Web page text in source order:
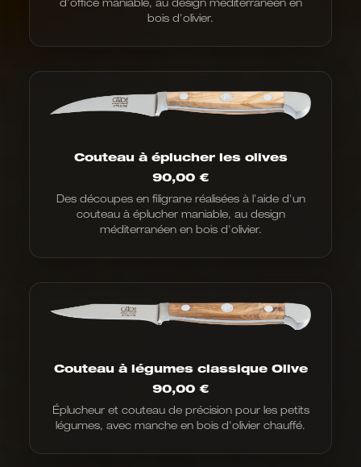
:
95,00
bois d'olivier.
Couteau à éplucher les olives
90,00 €
Des découpes en filigrane réalisées à l'aide d'un
couteau à éplucher maniable, au design
méditerranéen en bois d'olivier.
Couteau à légumes classique Olive
90,00 €
Éplucheur et couteau de précision pour les petits
légumes, avec manche en bois d'olivier chauffé.